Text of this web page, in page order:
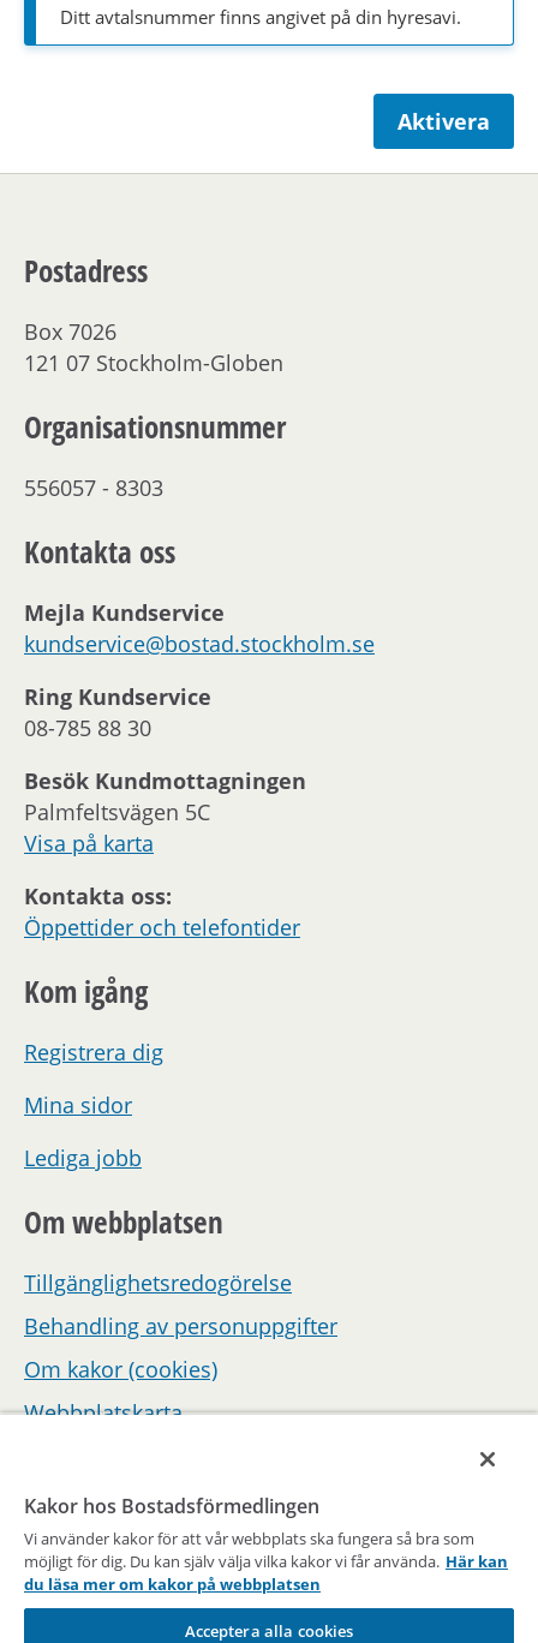
Ditt avtalsnummer finns angivet på din hyresavi.
Aktivera
Postadress
Box 7026
121 07 Stockholm-Globen
Organisationsnummer
556057 - 8303
Kontakta oss
Mejla Kundservice
kundservice@bostad.stockholm.se
Ring Kundservice
08-785 88 30
Besök Kundmottagningen
Palmfeltsvägen 5C
Visa på karta
Kontakta oss:
Öppettider och telefontider
Kom igång
Registrera dig
Mina sidor
Lediga jobb
Om webbplatsen
Tillgänglighetsredogörelse
Behandling av personuppgifter
Om kakor (cookies)
Webbplatskarta
Kakor hos Bostadsförmedlingen
Vi använder kakor för att vår webbplats ska fungera så bra som
möjligt för dig. Du kan själv välja vilka kakor vi får använda. Här kan
du läsa mer om kakor på webbplatsen
Acceptera alla cookies